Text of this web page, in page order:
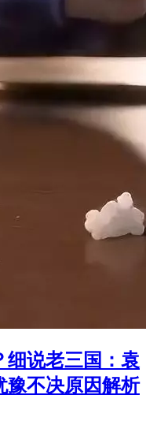
细说老三国：袁
豫不决原因解析